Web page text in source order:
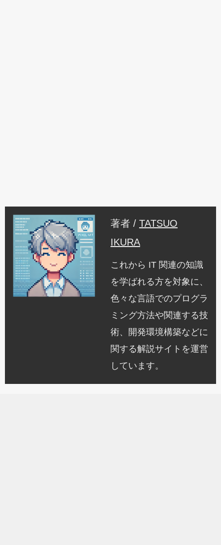
著者 / TATSUO
IKURA
これから IT 関連の知識
を学ばれる方を対象に、
色々な言語でのプログラ
ミング方法や関連する技
術、開発環境構築などに
関する解説サイトを運営
しています。